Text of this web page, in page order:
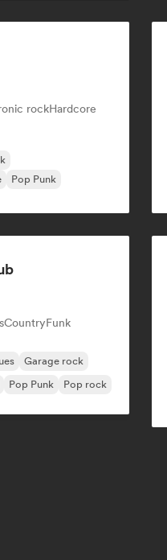
rockHardcore
Pop Punk
CountryFunk
Garage rock
Pop Punk Pop rock